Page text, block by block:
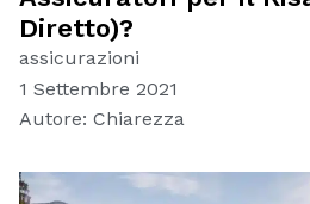
Diretto)?
assicurazioni
1 Settembre 2021
Autore: Chiarezza